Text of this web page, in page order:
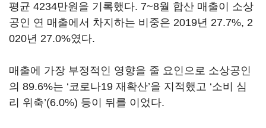
평균 4234만원을 기록했다. 7~8월 합산 매출이 소상
공인 연 매출에서 차지하는 비중은 2019년 27.7%, 2
020년 27.0%였다.
매출에 가장 부정적인 영향을 줄 요인으로 소상공인
의 89.6%는 ‘코로나19 재확산’을 지적했고 ‘소비 심
리 위축’(6.0%) 등이 뒤를 이었다.